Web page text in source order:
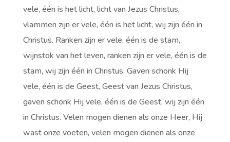
vele, één is het licht, licht van Jezus Christus,
vlammen zijn er vele, één is het licht, wij zijn één in
Christus. Ranken zijn er vele, één is de stam,
wijnstok van het leven, ranken zijn er vele, één is de
stam, wij zijn één in Christus. Gaven schonk Hij
vele, één is de Geest, Geest van Jezus Christus,
gaven schonk Hij vele, één is de Geest, wij zijn één
in Christus. Velen mogen dienen als onze Heer, Hij
wast onze voeten, velen mogen dienen als onze